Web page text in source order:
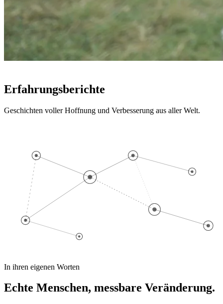
Erfahrungsberichte
Geschichten voller Hoffnung und Verbesserung aus aller Welt.
In ihren eigenen Worten
Echte Menschen, messbare Veränderung.